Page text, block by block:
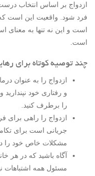
ازدواج بر اساس انتخاب
فرد شود. واقعیت این است که
است و این نه­ تنها به معنای
است.
چند توصیه کوتاه برای
ازدواج را به عنوان
و رفتاری خود
را برطرف کنید.
ازدواج را راهی برای
جریانی است برای
مشکلات خاص خود را
آگاه باشید که در هر
مسئول همه­